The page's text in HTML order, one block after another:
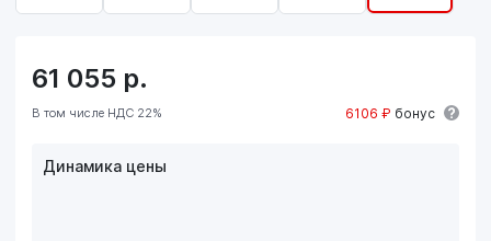
61 055 р.
В том числе НДС 22% 6106 ₽ бонус
Динамика цены